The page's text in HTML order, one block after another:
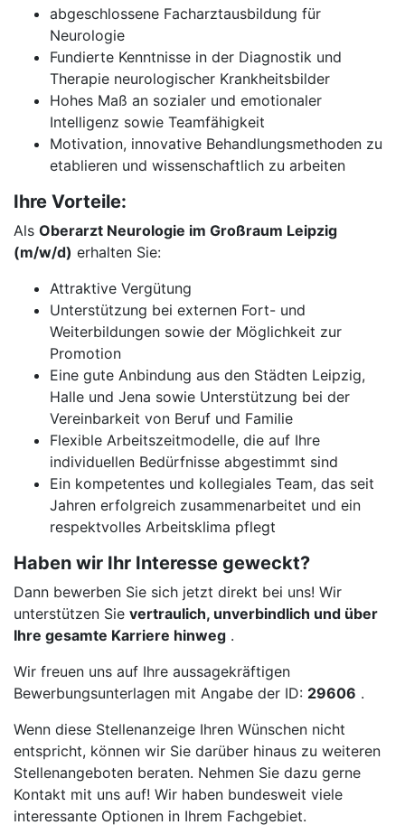
abgeschlossene Facharztausbildung für
Neurologie
Fundierte Kenntnisse in der Diagnostik und
Therapie neurologischer Krankheitsbilder
Hohes Maß an sozialer und emotionaler
Intelligenz sowie Teamfähigkeit
Motivation, innovative Behandlungsmethoden zu
etablieren und wissenschaftlich zu arbeiten
Ihre Vorteile:
Als Oberarzt Neurologie im Großraum Leipzig
(m/w/d) erhalten Sie:
Attraktive Vergütung
Unterstützung bei externen Fort- und
Weiterbildungen sowie der Möglichkeit zur
Promotion
Eine gute Anbindung aus den Städten Leipzig,
Halle und Jena sowie Unterstützung bei der
Vereinbarkeit von Beruf und Familie
Flexible Arbeitszeitmodelle, die auf Ihre
individuellen Bedürfnisse abgestimmt sind
Ein kompetentes und kollegiales Team, das seit
Jahren erfolgreich zusammenarbeitet und ein
respektvolles Arbeitsklima pflegt
Haben wir Ihr Interesse geweckt?
Dann bewerben Sie sich jetzt direkt bei uns! Wir
unterstützen Sie vertraulich, unverbindlich und über
Ihre gesamte Karriere hinweg .
Wir freuen uns auf Ihre aussagekräftigen
Bewerbungsunterlagen mit Angabe der ID: 29606 .
Wenn diese Stellenanzeige Ihren Wünschen nicht
entspricht, können wir Sie darüber hinaus zu weiteren
Stellenangeboten beraten. Nehmen Sie dazu gerne
Kontakt mit uns auf! Wir haben bundesweit viele
interessante Optionen in Ihrem Fachgebiet.